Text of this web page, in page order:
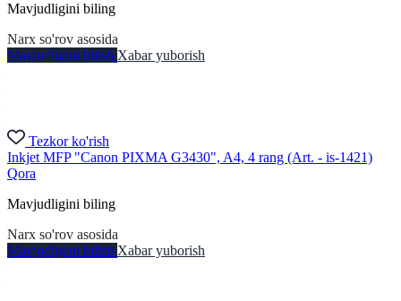
Mavjudligini biling
Narx so'rov asosida
Mavjudligini bilish Xabar yuborish
Tezkor ko'rish
Inkjet MFP "Canon PIXMA G3430", A4, 4 rang (Art. - is-1421)
Qora
Mavjudligini biling
Narx so'rov asosida
Mavjudligini bilish Xabar yuborish